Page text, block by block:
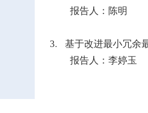
报告人：陈明
3. 基于改进最小冗余
报告人：李婷玉